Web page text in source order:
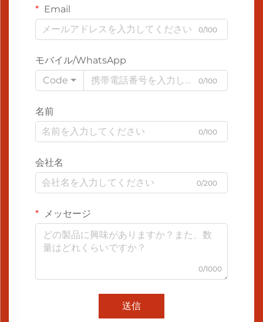
Email
0/100
モバイル/WhatsApp
Code
0/100
名前
0/100
会社名
0/200
メッセージ
0/1000
送信